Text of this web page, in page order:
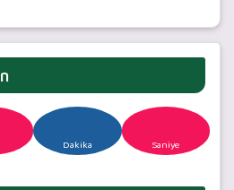
Dakika Saniye